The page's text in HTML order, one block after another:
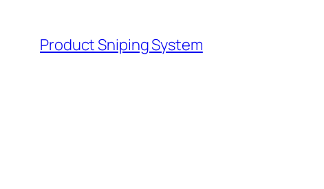
content
Product Sniping System